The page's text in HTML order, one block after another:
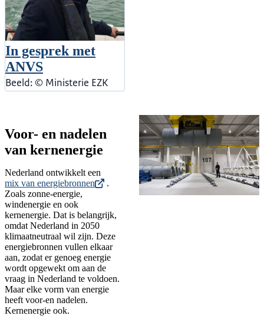
In gesprek met
ANVS
Beeld: © Ministerie EZK
Voor- en nadelen
van kernenergie
Nederland ontwikkelt een
mix van energiebronnen
.
Zoals zonne-energie,
windenergie en ook
kernenergie. Dat is belangrijk,
omdat Nederland in 2050
klimaatneutraal wil zijn. Deze
energiebronnen vullen elkaar
aan, zodat er genoeg energie
wordt opgewekt om aan de
vraag in Nederland te voldoen.
Maar elke vorm van energie
heeft voor-en nadelen.
Kernenergie ook.